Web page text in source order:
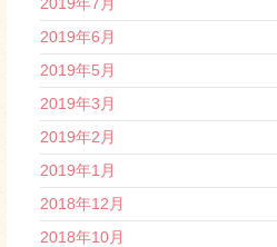
2019年6月
2019年5月
2019年3月
2019年2月
2019年1月
2018年12月
2018年10月